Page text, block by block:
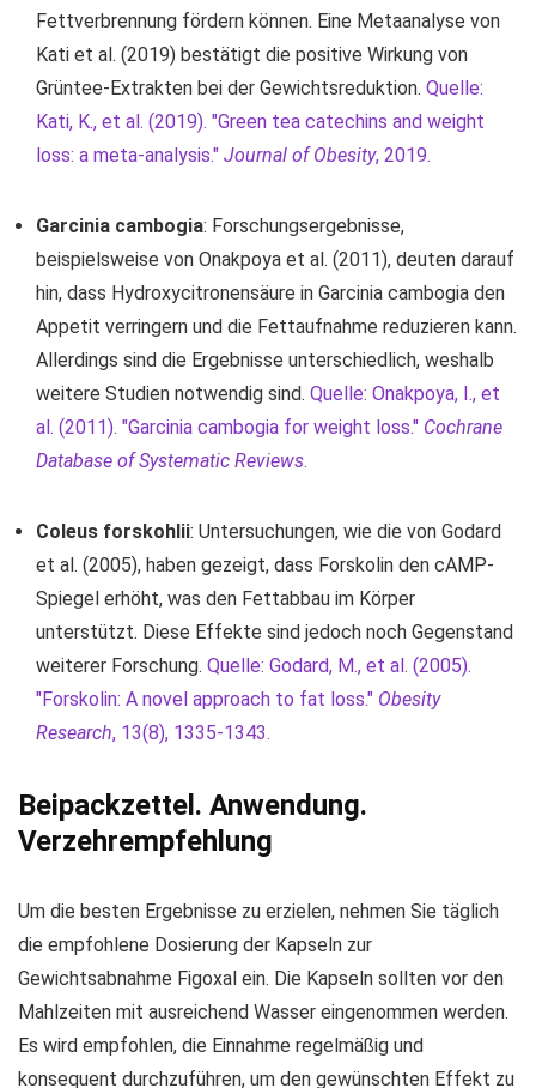
Fettverbrennung fördern können. Eine Metaanalyse von
Kati et al. (2019) bestätigt die positive Wirkung von
Grüntee-Extrakten bei der Gewichtsreduktion. Quelle:
Kati, K., et al. (2019). "Green tea catechins and weight
loss: a meta-analysis." Journal of Obesity, 2019.
Garcinia cambogia: Forschungsergebnisse,
beispielsweise von Onakpoya et al. (2011), deuten darauf
hin, dass Hydroxycitronensäure in Garcinia cambogia den
Appetit verringern und die Fettaufnahme reduzieren kann.
Allerdings sind die Ergebnisse unterschiedlich, weshalb
weitere Studien notwendig sind. Quelle: Onakpoya, I., et
al. (2011). "Garcinia cambogia for weight loss." Cochrane
Database of Systematic Reviews.
Coleus forskohlii: Untersuchungen, wie die von Godard
et al. (2005), haben gezeigt, dass Forskolin den cAMP-
Spiegel erhöht, was den Fettabbau im Körper
unterstützt. Diese Effekte sind jedoch noch Gegenstand
weiterer Forschung. Quelle: Godard, M., et al. (2005).
"Forskolin: A novel approach to fat loss." Obesity
Research, 13(8), 1335-1343.
Beipackzettel. Anwendung.
Verzehrempfehlung
Um die besten Ergebnisse zu erzielen, nehmen Sie täglich
die empfohlene Dosierung der Kapseln zur
Gewichtsabnahme Figoxal ein. Die Kapseln sollten vor den
Mahlzeiten mit ausreichend Wasser eingenommen werden.
Es wird empfohlen, die Einnahme regelmäßig und
konsequent durchzuführen, um den gewünschten Effekt zu